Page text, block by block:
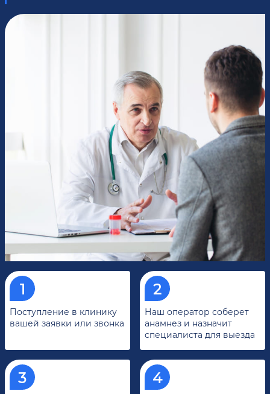
Поступление в клинику
вашей заявки или звонка
Наш оператор соберет
анамнез и назначит
специалиста для выезда